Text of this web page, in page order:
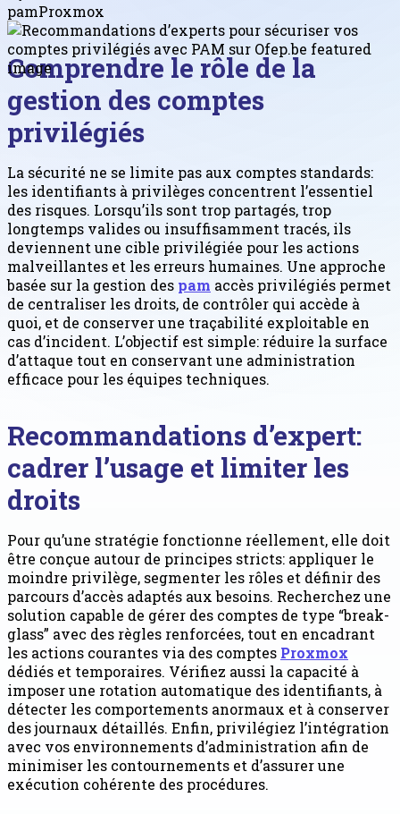
pamProxmox
Comprendre le rôle de la
gestion des comptes
privilégiés
La sécurité ne se limite pas aux comptes standards:
les identifiants à privilèges concentrent l’essentiel
des risques. Lorsqu’ils sont trop partagés, trop
longtemps valides ou insuffisamment tracés, ils
deviennent une cible privilégiée pour les actions
malveillantes et les erreurs humaines. Une approche
basée sur la gestion des pam accès privilégiés permet
de centraliser les droits, de contrôler qui accède à
quoi, et de conserver une traçabilité exploitable en
cas d’incident. L’objectif est simple: réduire la surface
d’attaque tout en conservant une administration
efficace pour les équipes techniques.
Recommandations d’expert:
cadrer l’usage et limiter les
droits
Pour qu’une stratégie fonctionne réellement, elle doit
être conçue autour de principes stricts: appliquer le
moindre privilège, segmenter les rôles et définir des
parcours d’accès adaptés aux besoins. Recherchez une
solution capable de gérer des comptes de type “break-
glass” avec des règles renforcées, tout en encadrant
les actions courantes via des comptes Proxmox
dédiés et temporaires. Vérifiez aussi la capacité à
imposer une rotation automatique des identifiants, à
détecter les comportements anormaux et à conserver
des journaux détaillés. Enfin, privilégiez l’intégration
avec vos environnements d’administration afin de
minimiser les contournements et d’assurer une
exécution cohérente des procédures.